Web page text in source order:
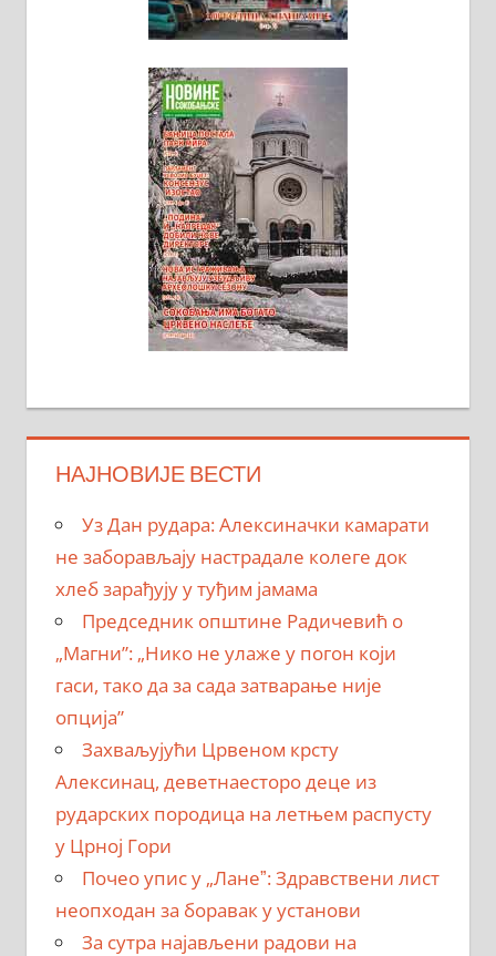
НАЈНОВИЈЕ ВЕСТИ
Уз Дан рудара: Алексиначки камарати
не заборављају настрадале колеге док
хлеб зарађују у туђим јамама
Председник општине Радичевић о
„Магни”: „Нико не улаже у погон који
гаси, тако да за сада затварање није
опција”
Захваљујући Црвеном крсту
Алексинац, деветнаесторо деце из
рударских породица на летњем распусту
у Црној Гори
Почео упис у „Ланеˮ: Здравствени лист
неопходан за боравак у установи
За сутра најављени радови на